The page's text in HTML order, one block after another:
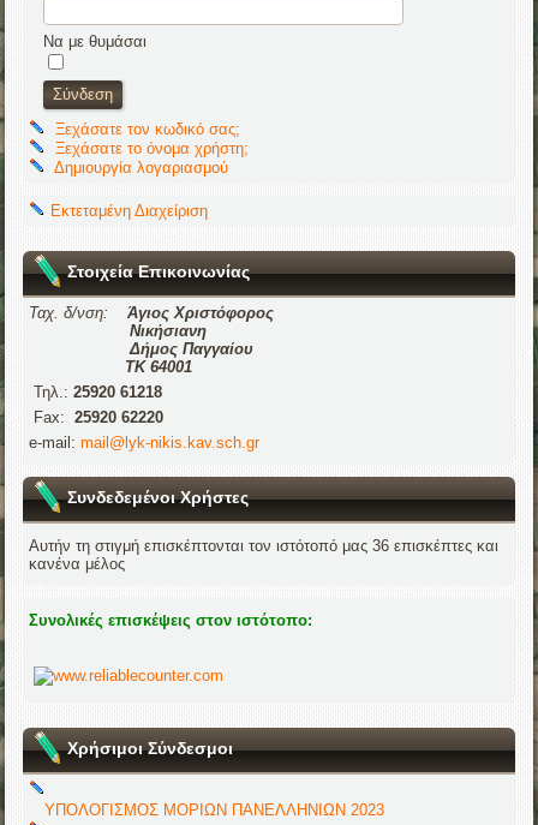
Να με θυμάσαι
Ξεχάσατε τον κωδικό σας;
Ξεχάσατε το όνομα χρήστη;
Δημιουργία λογαριασμού
Εκτεταμένη Διαχείριση
Στοιχεία Επικοινωνίας
Ταχ. δ/νση:
Άγιος Χριστόφορος
Νικήσιανη
Δήμος Παγγαίου
ΤΚ 64001
Τηλ.:25920 61218
Fax:25920 62220
e-mail:mail@lyk-nikis.kav.sch.gr
Συνδεδεμένοι Χρήστες
Αυτήν τη στιγμή επισκέπτονται τον ιστότοπό μας 36 επισκέπτες και
κανένα μέλος
Συνολικές επισκέψεις στον ιστότοπο:
Χρήσιμοι Σύνδεσμοι
ΥΠΟΛΟΓΙΣΜΟΣ ΜΟΡΙΩΝ ΠΑΝΕΛΛΗΝΙΩΝ 2023